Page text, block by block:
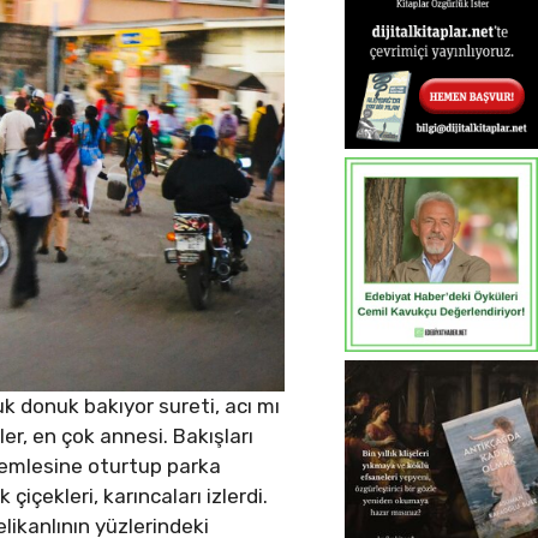
donuk bakıyor sureti, acı mı
en çok annesi. Bakışları
oturtup parka
çiçekleri, karıncaları izlerdi.
yüzlerindeki